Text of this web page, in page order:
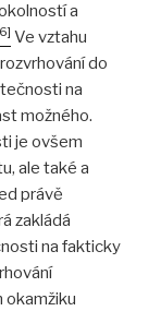
a
Ve vztahu
do
na
možného.
je ovšem
ale také a
právě
zakládá
na fakticky
okamžiku